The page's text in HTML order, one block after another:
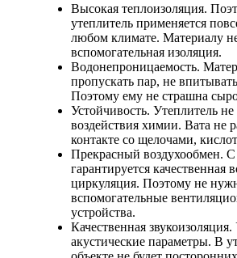
Высокая теплоизоляция.
утеплитель применяется
любом климате. Материалу не
вспомогательная изоляция.
Водонепроницаемость.
пропускать пар, не
Поэтому ему не страшна
Устойчивость. Утеплитель не
воздействия химии. Вата не
контакте со щелочами,
Прекрасный воздухообмен. С
гарантируется качественная
циркуляция. Поэтому не
вспомогательные
устройства.
Качественная
акустические параметры. В